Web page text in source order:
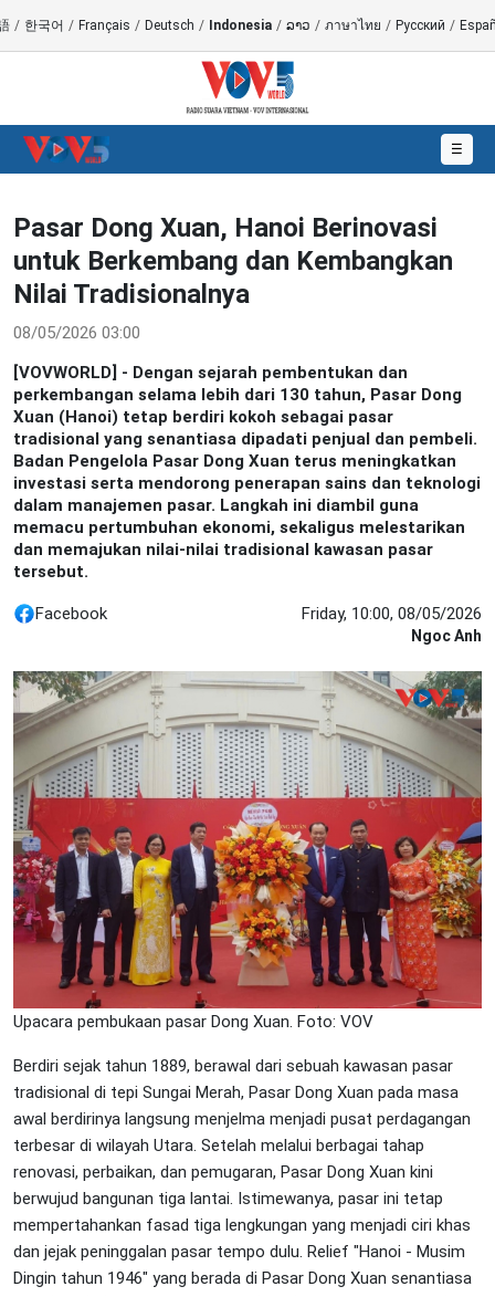
/ 한국어 / Français / Deutsch / Indonesia / ລາວ / ภาษาไทย / Русский /
☰
Pasar Dong Xuan, Hanoi Berinovasi
untuk Berkembang dan Kembangkan
Nilai Tradisionalnya
08/05/2026 03:00
[VOVWORLD] - Dengan sejarah pembentukan dan
perkembangan selama lebih dari 130 tahun, Pasar Dong
Xuan (Hanoi) tetap berdiri kokoh sebagai pasar
tradisional yang senantiasa dipadati penjual dan pembeli.
Badan Pengelola Pasar Dong Xuan terus meningkatkan
investasi serta mendorong penerapan sains dan teknologi
dalam manajemen pasar. Langkah ini diambil guna
memacu pertumbuhan ekonomi, sekaligus melestarikan
dan memajukan nilai-nilai tradisional kawasan pasar
tersebut.
Facebook Friday, 10:00, 08/05/2026
Ngoc Anh
Upacara pembukaan pasar Dong Xuan. Foto: VOV
Berdiri sejak tahun 1889, berawal dari sebuah kawasan pasar
tradisional di tepi Sungai Merah, Pasar Dong Xuan pada masa
awal berdirinya langsung menjelma menjadi pusat perdagangan
terbesar di wilayah Utara. Setelah melalui berbagai tahap
renovasi, perbaikan, dan pemugaran, Pasar Dong Xuan kini
berwujud bangunan tiga lantai. Istimewanya, pasar ini tetap
mempertahankan fasad tiga lengkungan yang menjadi ciri khas
dan jejak peninggalan pasar tempo dulu. Relief "Hanoi - Musim
Dingin tahun 1946" yang berada di Pasar Dong Xuan senantiasa